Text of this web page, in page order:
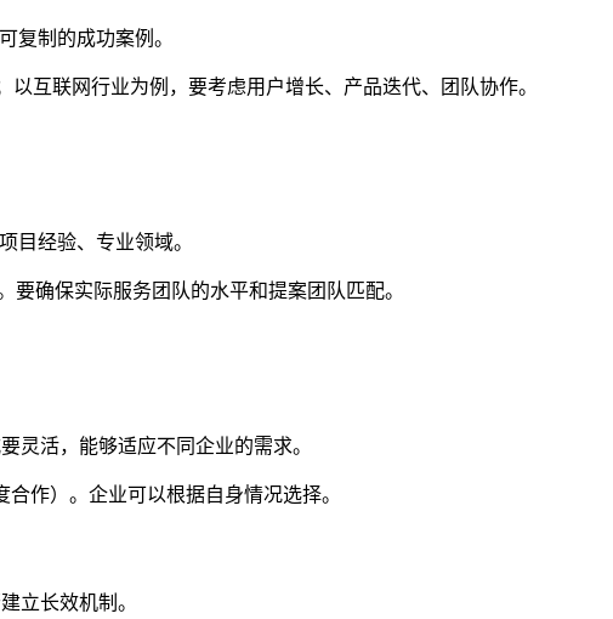
复制的成功案例。
互联网行业为例，要考虑用户增长、产品迭代、团队协作。
目经验、专业领域。
确保实际服务团队的水平和提案团队匹配。
灵活，能够适应不同企业的需求。
作）。企业可以根据自身情况选择。
立长效机制。